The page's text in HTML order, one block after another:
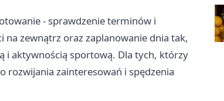
- sprawdzenie terminów i
zewnątrz oraz zaplanowanie dnia tak,
i aktywnością sportową. Dla tych, którzy
rozwijania zainteresowań i spędzenia